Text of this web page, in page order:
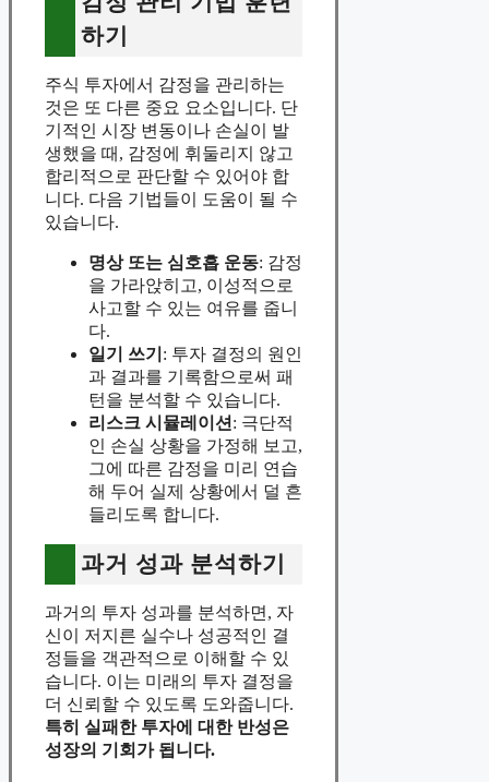
하기
주식 투자에서 감정을 관리하는
것은 또 다른 중요 요소입니다. 단
기적인 시장 변동이나 손실이 발
생했을 때, 감정에 휘둘리지 않고
합리적으로 판단할 수 있어야 합
니다. 다음 기법들이 도움이 될 수
있습니다.
명상 또는 심호흡 운동: 감정
을 가라앉히고, 이성적으로
사고할 수 있는 여유를 줍니
다.
일기 쓰기 : 투자 결정의 원인
과 결과를 기록함으로써 패
턴을 분석할 수 있습니다.
리스크 시뮬레이션 : 극단적
인 손실 상황을 가정해 보고,
그에 따른 감정을 미리 연습
해 두어 실제 상황에서 덜 흔
들리도록 합니다.
과거 성과 분석하기
과거의 투자 성과를 분석하면, 자
신이 저지른 실수나 성공적인 결
정들을 객관적으로 이해할 수 있
습니다. 이는 미래의 투자 결정을
더 신뢰할 수 있도록 도와줍니다.
특히 실패한 투자에 대한 반성은
성장의 기회가 됩니다.